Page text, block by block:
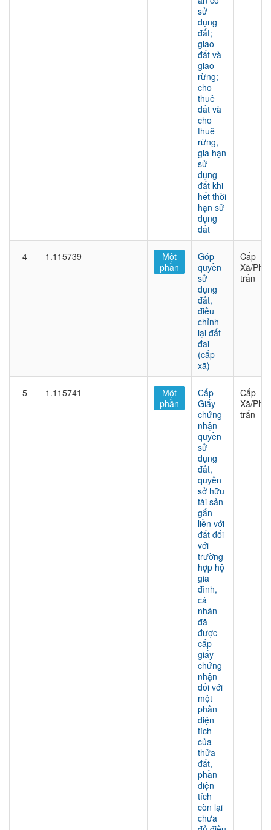
sử
dụng
đất;
giao
đất và
giao
rừng;
cho
thuê
đất và
cho
thuê
rừng,
gia hạn
sử
dụng
đất khi
hết thời
hạn sử
dụng
đất
4 1.115739
Một
phần
Góp
quyền
sử
dụng
đất,
điều
chỉnh
lại đất
đai
(cấp
xã)
Cấp
Xã/
trấn
5 1.115741
Một
phần
Cấp
Giấy
chứng
nhận
quyền
sử
dụng
đất,
quyền
sở hữu
tài sản
gắn
liền với
đất đối
với
trường
hợp hộ
gia
đình,
cá
nhân
đã
được
cấp
giấy
chứng
nhận
đối với
một
phần
diện
tích
của
thửa
đất,
phần
diện
tích
còn lại
chưa
Cấp
Xã/
trấn